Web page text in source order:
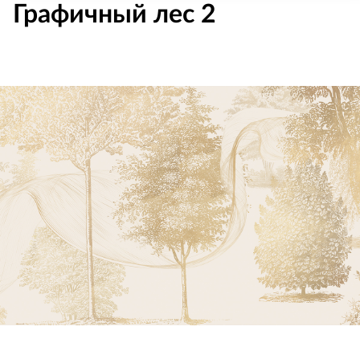
Графичный лес 2